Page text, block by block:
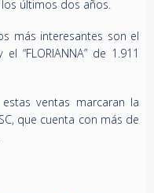
últimos dos años.
más interesantes son el
“FLORIANNA” de 1.911
ventas marcaran la
que cuenta con más de